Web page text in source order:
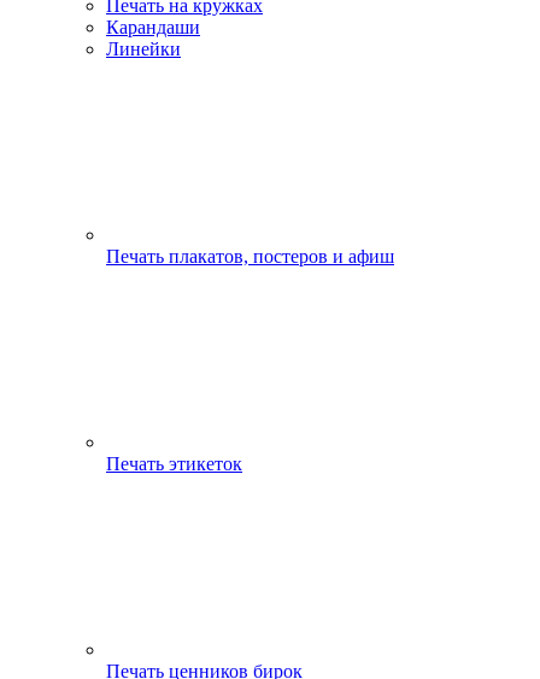
Печать на кружках
Карандаши
Линейки
Печать плакатов, постеров и афиш
Печать этикеток
Печать ценников бирок